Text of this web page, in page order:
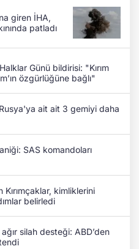
giren İHA,
patladı
Günü bildirisi: "Kırım
özgürlüğüne bağlı"
ait ait 3 gemiyi daha
SAS komandoları
Kırımçaklar, kimliklerini
belirledi
silah desteği: ABD’den